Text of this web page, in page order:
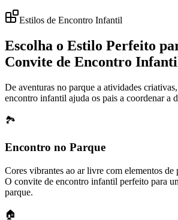
Estilos de Encontro Infantil
Escolha o Estilo Perfeito
Convite de Encontro
De aventuras no parque a atividades
encontro infantil ajuda os pais a coordenar a
🏞️
Encontro no Parque
Cores vibrantes ao ar livre com elementos de
O convite de encontro infantil perfeito para
parque.
🏠